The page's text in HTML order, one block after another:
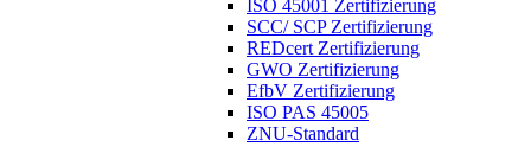
ISO 45001 Zertifizierung
SCC/ SCP Zertifizierung
REDcert Zertifizierung
GWO Zertifizierung
EfbV Zertifizierung
ISO PAS 45005
ZNU-Standard